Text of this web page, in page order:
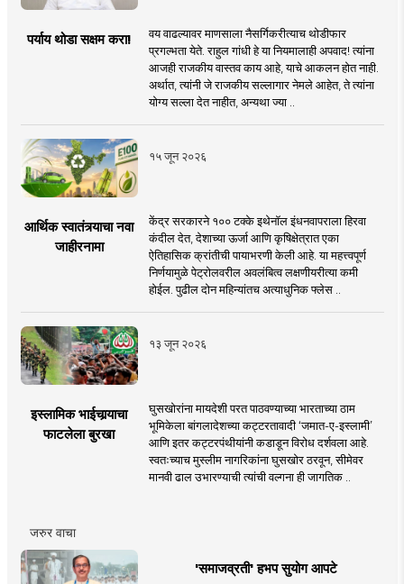
पर्याय थोडा सक्षम करा!
वय वाढल्यावर माणसाला नैसर्गिकरीत्याच थोडीफार
प्रगल्भता येते. राहुल गांधी हे या नियमालाही अपवाद! त्यांना
आजही राजकीय वास्तव काय आहे, याचे आकलन होत नाही.
अर्थात, त्यांनी जे राजकीय सल्लागार नेमले आहेत, ते त्यांना
योग्य सल्ला देत नाहीत, अन्यथा ज्या ..
१५ जून २०२६
आर्थिक स्वातंत्र्याचा नवा
जाहीरनामा
केंद्र सरकारने १०० टक्के इथेनॉल इंधनवापराला हिरवा
कंदील देत, देशाच्या ऊर्जा आणि कृषिक्षेत्रात एका
ऐतिहासिक क्रांतीची पायाभरणी केली आहे. या महत्त्वपूर्ण
निर्णयामुळे पेट्रोलवरील अवलंबित्व लक्षणीयरीत्या कमी
होईल. पुढील दोन महिन्यांतच अत्याधुनिक फ्लेस ..
१३ जून २०२६
इस्लामिक भाईचार्‍याचा
फाटलेला बुरखा
घुसखोरांना मायदेशी परत पाठवण्याच्या भारताच्या ठाम
भूमिकेला बांगलादेशच्या कट्टरतावादी ‘जमात-ए-इस्लामी’
आणि इतर कट्टरपंथीयांनी कडाडून विरोध दर्शवला आहे.
स्वतःच्याच मुस्लीम नागरिकांना घुसखोर ठरवून, सीमेवर
मानवी ढाल उभारण्याची त्यांची वल्गना ही जागतिक ..
जरुर वाचा
'समाजव्रती' हभप सुयोग आपटे